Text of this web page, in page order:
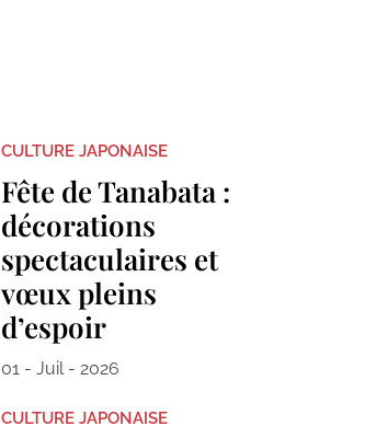
CULTURE JAPONAISE
Fête de Tanabata :
décorations
spectaculaires et
vœux pleins
d’espoir
01 - Juil - 2026
CULTURE JAPONAISE